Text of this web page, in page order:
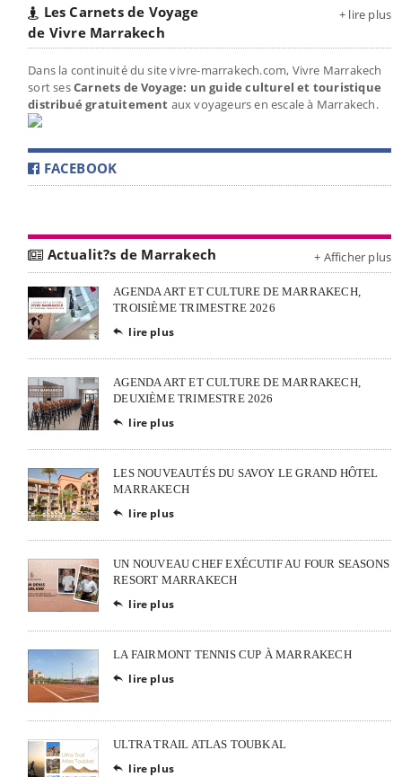
Les Carnets de Voyage
de Vivre Marrakech
+ lire plus
Dans la continuité du site vivre-marrakech.com, Vivre Marrakech
sort sesCarnets de Voyage: un guide culturel et touristique
distribué gratuitement aux voyageurs en escale à Marrakech.
FACEBOOK
Actualit?s de Marrakech + Afficher plus
AGENDA ART ET CULTURE DE MARRAKECH,
TROISIÈME TRIMESTRE 2026
 lire plus
AGENDA ART ET CULTURE DE MARRAKECH,
DEUXIÈME TRIMESTRE 2026
 lire plus
LES NOUVEAUTÉS DU SAVOY LE GRAND HÔTEL
MARRAKECH
 lire plus
UN NOUVEAU CHEF EXÉCUTIF AU FOUR SEASONS
RESORT MARRAKECH
 lire plus
LA FAIRMONT TENNIS CUP À MARRAKECH
 lire plus
ULTRA TRAIL ATLAS TOUBKAL
 lire plus